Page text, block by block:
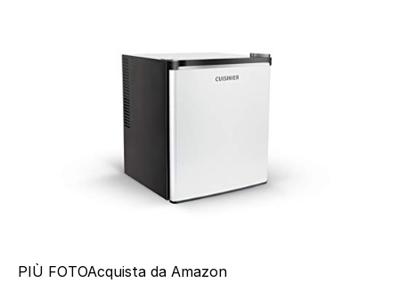
PIÙ FOTOAcquista da Amazon